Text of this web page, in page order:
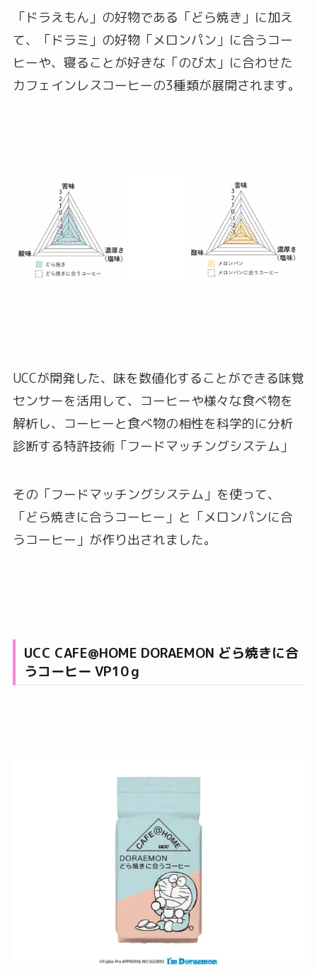
「ドラえもん」の好物である「どら焼き」に加え
て、「ドラミ」の好物「メロンパン」に合うコー
ヒーや、寝ることが好きな「のび太」に合わせた
カフェインレスコーヒーの3種類が展開されます。
UCCが開発した、味を数値化することができる味覚
センサーを活用して、コーヒーや様々な食べ物を
解析し、コーヒーと食べ物の相性を科学的に分析
診断する特許技術「フードマッチングシステム」
その「フードマッチングシステム」を使って、
「どら焼きに合うコーヒー」と「メロンパンに合
うコーヒー」が作り出されました。
UCC CAFE@HOME DORAEMON どら焼きに合
うコーヒー VP10ｇ